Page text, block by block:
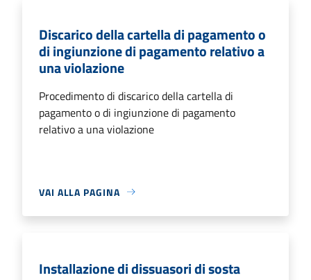
Discarico della cartella di pagamento o
di ingiunzione di pagamento relativo a
una violazione
Procedimento di discarico della cartella di
pagamento o di ingiunzione di pagamento
relativo a una violazione
VAI ALLA PAGINA
Installazione di dissuasori di sosta